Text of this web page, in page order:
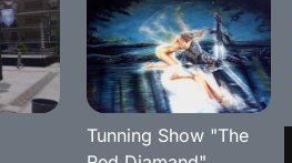
Tunning Show "The